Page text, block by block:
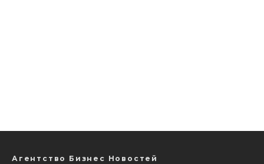
Агентство Бизнес Новостей